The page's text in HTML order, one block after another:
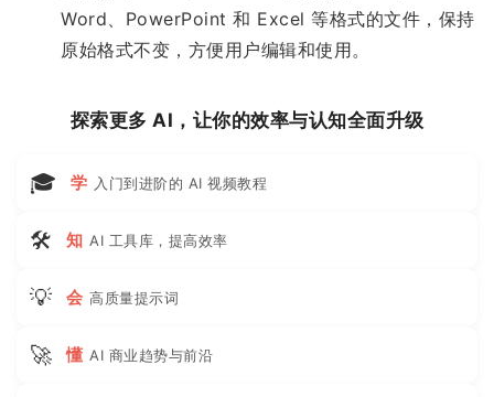
Word、PowerPoint 和 Excel 等格式的文件，保持
原始格式不变，方便用户编辑和使用。
探索更多 AI，让你的效率与认知全面升级
🎓 学 入门到进阶的 AI 视频教程
🛠 知 AI 工具库，提高效率
💡 会 高质量提示词
🚀 懂 AI 商业趋势与前沿